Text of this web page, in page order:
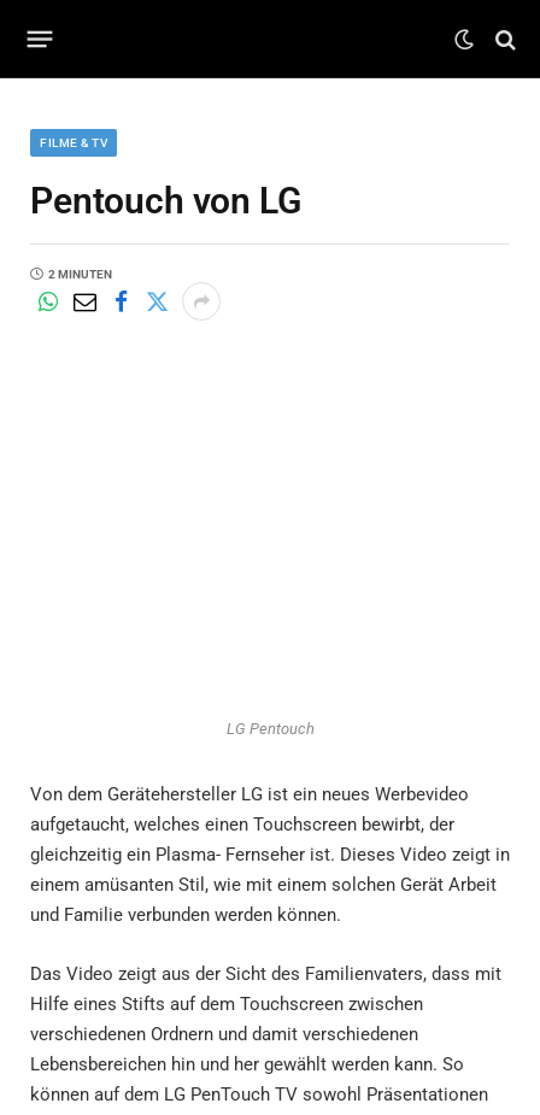
FILME & TV
Pentouch von LG
2 MINUTEN
LG Pentouch
Von dem Gerätehersteller LG ist ein neues Werbevideo
aufgetaucht, welches einen Touchscreen bewirbt, der
gleichzeitig ein Plasma- Fernseher ist. Dieses Video zeigt in
einem amüsanten Stil, wie mit einem solchen Gerät Arbeit
und Familie verbunden werden können.
Das Video zeigt aus der Sicht des Familienvaters, dass mit
Hilfe eines Stifts auf dem Touchscreen zwischen
verschiedenen Ordnern und damit verschiedenen
Lebensbereichen hin und her gewählt werden kann. So
können auf dem LG PenTouch TV sowohl Präsentationen